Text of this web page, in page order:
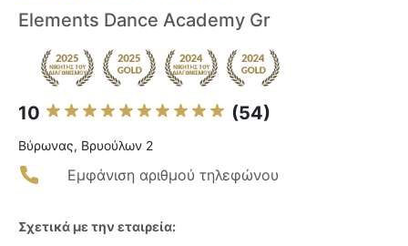
Elements Dance Academy Gr
10 (54)
Βύρωνας, Βρυούλων 2
Εμφάνιση αριθμού τηλεφώνου
Σχετικά με την εταιρεία: